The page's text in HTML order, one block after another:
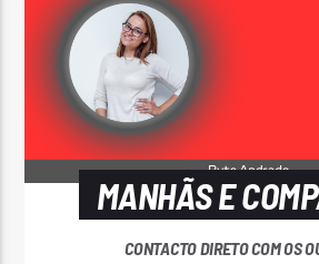
MANHÃS E
CONTACTO DIRETO COM OS